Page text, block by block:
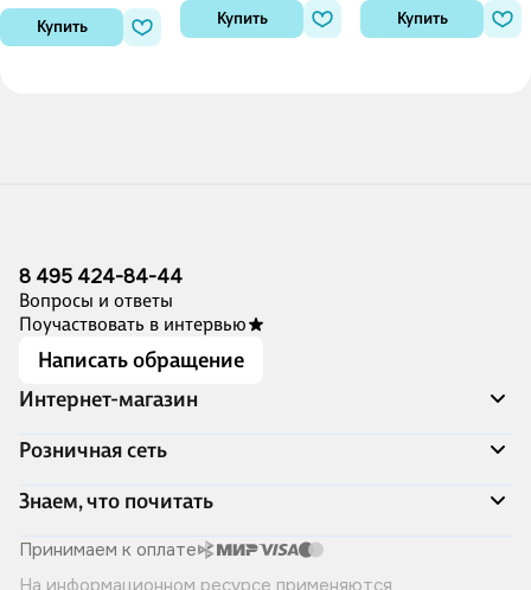
Купить
Купить
Купить
8 495 424-84-44
Вопросы и ответы
Поучаствовать в интервью
Написать обращение
Интернет-магазин
Акции
Доставка и оплата
Программа лояльности
Подарочные сертификаты
Правила продажи
Розничная сеть
Адреса магазинов
Книжный Дозор
О компании
Читай-город для бизнеса
Знаем, что почитать
Скоро в продаже
Принимаем к оплате
На информационном ресурсе применяются